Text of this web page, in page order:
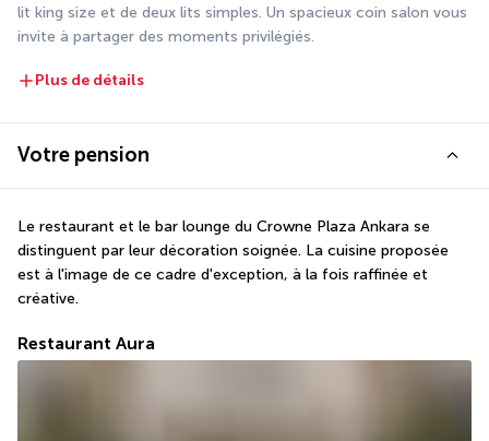
lit king size et de deux lits simples. Un spacieux coin salon vous
invite à partager des moments privilégiés.
Plus de détails
Votre pension
Le restaurant et le bar lounge du Crowne Plaza Ankara se
distinguent par leur décoration soignée. La cuisine proposée
est à l'image de ce cadre d'exception, à la fois raffinée et
créative.
Restaurant Aura